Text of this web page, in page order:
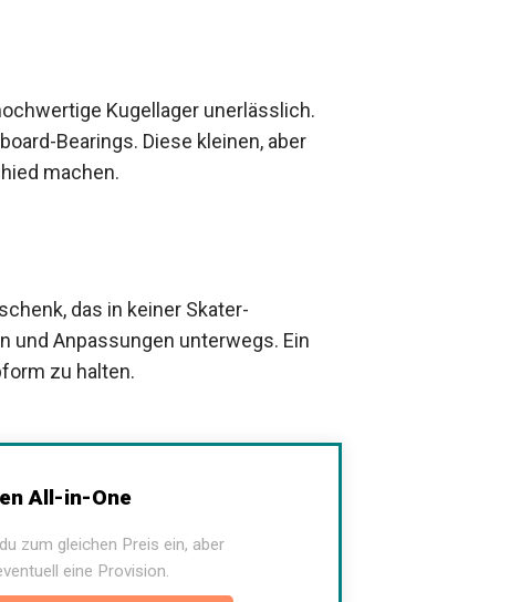
Kugellager unerlässlich.
Bearings. Diese kleinen, aber
das in keiner Skater-
Anpassungen unterwegs. Ein
zum gleichen Preis ein, aber